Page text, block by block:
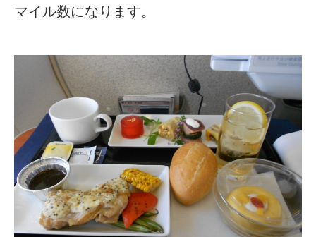
マイル数になります。